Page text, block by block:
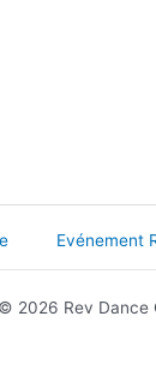
Evénement
2026 Rev Dance